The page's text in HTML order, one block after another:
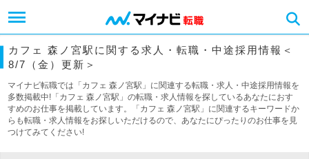
カフェ 森ノ宮駅に関する求人・転職・中途採用情報＜
8/7（金）更新＞
マイナビ転職では「カフェ 森ノ宮駅」に関連する転職・求人・中途採用情報を
多数掲載中!「カフェ 森ノ宮駅」の転職・求人情報を探しているあなたにおす
すめのお仕事を掲載しています。「カフェ 森ノ宮駅」に関連するキーワードか
らも転職・求人情報をお探しいただけるので、あなたにぴったりのお仕事を見
つけてみてください!